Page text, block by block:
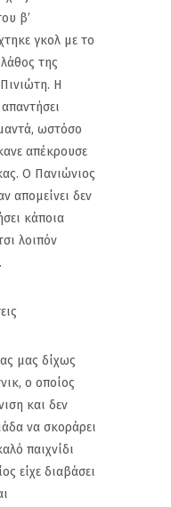
β’
γκολ με το
της
Η
ωστόσο
απέκρουσε
Ο Πανιώνιος
απομείνει δεν
κάποια
λοιπόν
μας δίχως
ο οποίος
και δεν
να σκοράρει
παιχνίδι
είχε διαβάσει